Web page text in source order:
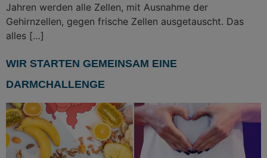
Jahren werden alle Zellen, mit Ausnahme der
Gehirnzellen, gegen frische Zellen ausgetauscht. Das
alles […]
WIR STARTEN GEMEINSAM EINE
DARMCHALLENGE